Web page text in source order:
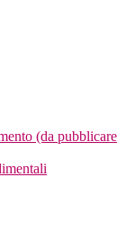
(da pubblicare